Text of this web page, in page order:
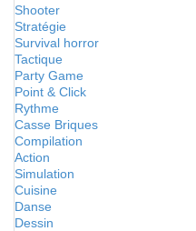
Shooter
Stratégie
Survival horror
Tactique
Party Game
Point & Click
Rythme
Casse Briques
Compilation
Action
Simulation
Cuisine
Danse
Dessin